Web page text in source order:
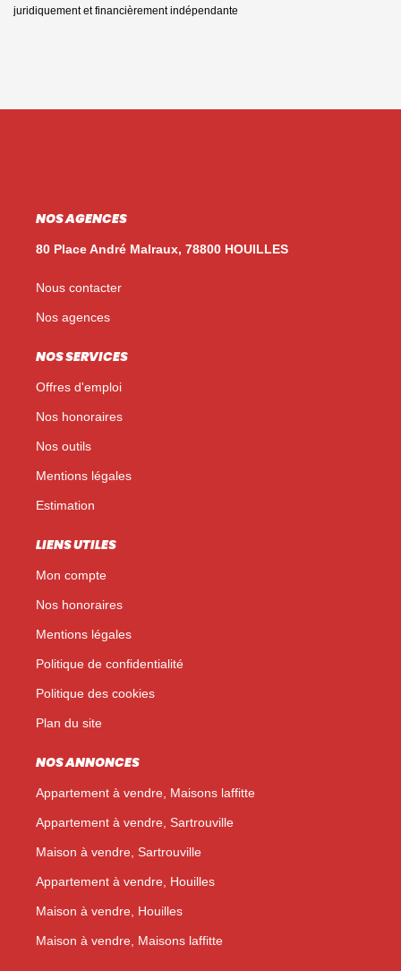
juridiquement et financièrement indépendante
NOS AGENCES
80 Place André Malraux, 78800 HOUILLES
Nous contacter
Nos agences
NOS SERVICES
Offres d'emploi
Nos honoraires
Nos outils
Mentions légales
Estimation
LIENS UTILES
Mon compte
Nos honoraires
Mentions légales
Politique de confidentialité
Politique des cookies
Plan du site
NOS ANNONCES
Appartement à vendre, Maisons laffitte
Appartement à vendre, Sartrouville
Maison à vendre, Sartrouville
Appartement à vendre, Houilles
Maison à vendre, Houilles
Maison à vendre, Maisons laffitte